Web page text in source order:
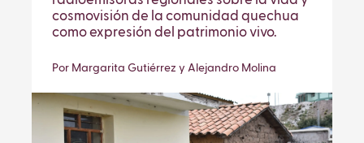
cosmovisión de la comunidad quechua
como expresión del patrimonio vivo.
Por Margarita Gutiérrez y Alejandro Molina